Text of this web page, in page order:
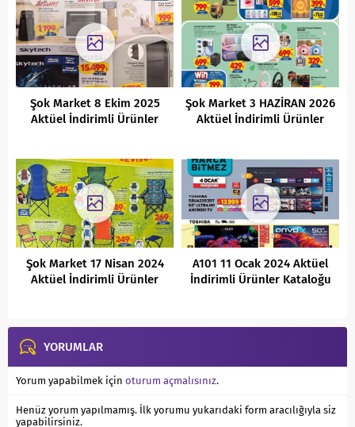
Şok Market 8 Ekim 2025
Aktüel İndirimli Ürünler
Şok Market 3 HAZİRAN 2026
Aktüel İndirimli Ürünler
Şok Market 17 Nisan 2024
Aktüel İndirimli Ürünler
A101 11 Ocak 2024 Aktüel
İndirimli Ürünler Kataloğu
YORUMLAR
Yorum yapabilmek için oturum açmalısınız.
Henüz yorum yapılmamış. İlk yorumu yukarıdaki form aracılığıyla siz
yapabilirsiniz.